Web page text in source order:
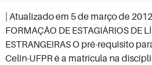
| Atualizado em 5 de março de 2012
FORMAÇÃO DE ESTAGIÁRIOS DE
ESTRANGEIRAS O pré-requisito
Celin-UFPR é a matrícula na